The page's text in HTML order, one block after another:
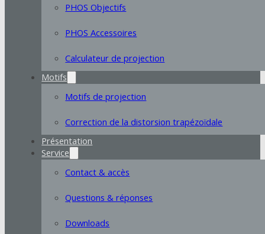
PHOS Objectifs
PHOS Accessoires
Calculateur de projection
Motifs
Motifs de projection
Correction de la distorsion trapézoïdale
Présentation
Service
Contact & accès
Questions & réponses
Downloads